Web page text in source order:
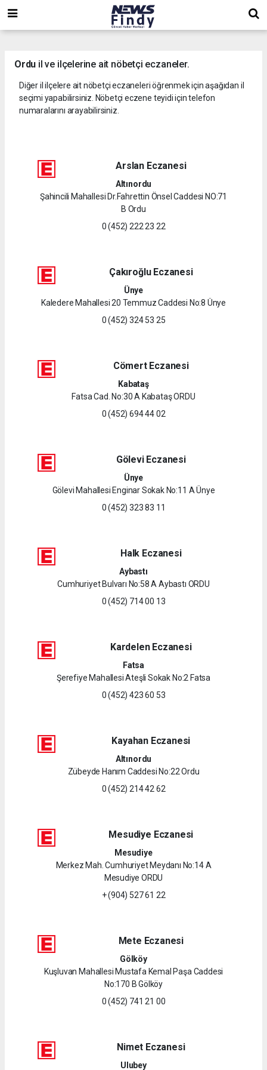
Ordu il ve ilçelerine ait nöbetçi eczaneler.
Diğer il ilçelere ait nöbetçi eczaneleri öğrenmek için aşağıdan il
seçimi yapabilirsiniz. Nöbetçi eczene teyidi için telefon
numaralarını arayabilirsiniz.
Arslan Eczanesi
Altınordu
Şahincili Mahallesi Dr.Fahrettin Önsel Caddesi NO:71
B Ordu
0 (452) 222 23 22
Çakıroğlu Eczanesi
Ünye
Kaledere Mahallesi 20 Temmuz Caddesi No:8 Ünye
0 (452) 324 53 25
Cömert Eczanesi
Kabataş
Fatsa Cad. No:30 A Kabataş ORDU
0 (452) 694 44 02
Gölevi Eczanesi
Ünye
Gölevi Mahallesi Enginar Sokak No:11 A Ünye
0 (452) 323 83 11
Halk Eczanesi
Aybastı
Cumhuriyet Bulvarı No:58 A Aybastı ORDU
0 (452) 714 00 13
Kardelen Eczanesi
Fatsa
Şerefiye Mahallesi Ateşli Sokak No:2 Fatsa
0 (452) 423 60 53
Kayahan Eczanesi
Altınordu
Zübeyde Hanım Caddesi No:22 Ordu
0 (452) 214 42 62
Mesudiye Eczanesi
Mesudiye
Merkez Mah. Cumhuriyet Meydanı No:14 A
Mesudiye ORDU
+ (904) 527 61 22
Mete Eczanesi
Gölköy
Kuşluvan Mahallesi Mustafa Kemal Paşa Caddesi
No:170 B Gölköy
0 (452) 741 21 00
Nimet Eczanesi
Ulubey